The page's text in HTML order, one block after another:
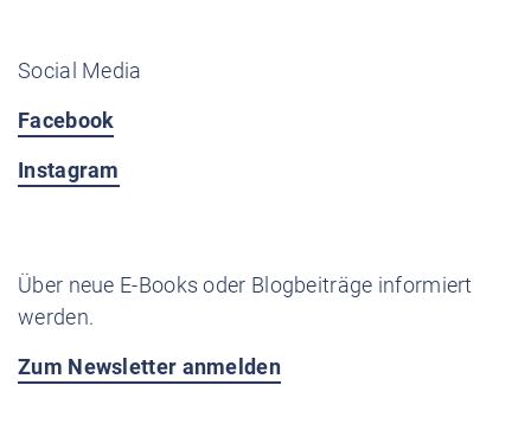
Social Media
Facebook
Instagram
Über neue E-Books oder Blogbeiträge informiert
werden.
Zum Newsletter anmelden